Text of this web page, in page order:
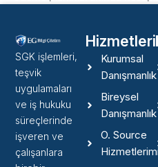
SGK işlemleri,
teşvik
uygulamaları
ve iş hukuku
süreçlerinde
işveren ve
çalışanlara
Kurumsal
Danışmanlık
Bireysel
Danışmanlık
O. Source